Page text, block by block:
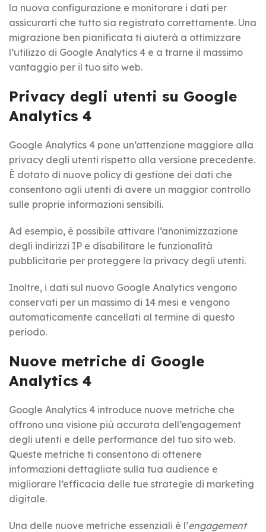
la nuova configurazione e monitorare i dati per
assicurarti che tutto sia registrato correttamente. Una
migrazione ben pianificata ti aiuterà a ottimizzare
l’utilizzo di Google Analytics 4 e a trarne il massimo
vantaggio per il tuo sito web.
Privacy degli utenti su Google
Analytics 4
Google Analytics 4 pone un’attenzione maggiore alla
privacy degli utenti rispetto alla versione precedente.
È dotato di nuove policy di gestione dei dati che
consentono agli utenti di avere un maggior controllo
sulle proprie informazioni sensibili.
Ad esempio, è possibile attivare l’anonimizzazione
degli indirizzi IP e disabilitare le funzionalità
pubblicitarie per proteggere la privacy degli utenti.
Inoltre, i dati sul nuovo Google Analytics vengono
conservati per un massimo di 14 mesi e vengono
automaticamente cancellati al termine di questo
periodo.
Nuove metriche di Google
Analytics 4
Google Analytics 4 introduce nuove metriche che
offrono una visione più accurata dell’engagement
degli utenti e delle performance del tuo sito web.
Queste metriche ti consentono di ottenere
informazioni dettagliate sulla tua audience e
migliorare l’efficacia delle tue strategie di marketing
digitale.
Una delle nuove metriche essenziali è l’engagement